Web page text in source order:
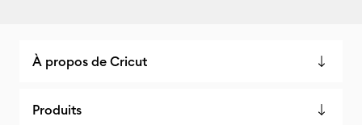
À propos de Cricut
Produits